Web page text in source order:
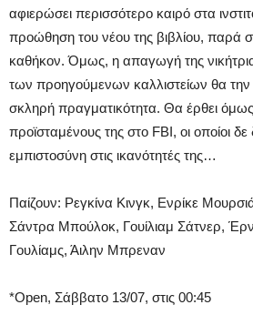
αφιερώσει περισσότερο καιρό στα
προώθηση του νέου της βιβλίου, παρά
καθήκον. Όμως, η απαγωγή της
των προηγούμενων καλλιστείων θα
σκληρή πραγματικότητα. Θα έρθει
προϊσταμένους της στο FBI, οι οποίοι
εμπιστοσύνη στις ικανότητές της…
Παίζουν: Ρεγκίνα Κινγκ, Ενρίκε
Σάντρα Μπούλοκ, Γουίλιαμ Σάτνερ,
Γουλίαμς, Άιλην Μπρεναν
*Open, Σάββατο 13/07, στις 00:45